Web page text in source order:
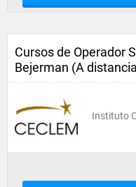
Cursos de Operador
Bejerman (A
Instituto